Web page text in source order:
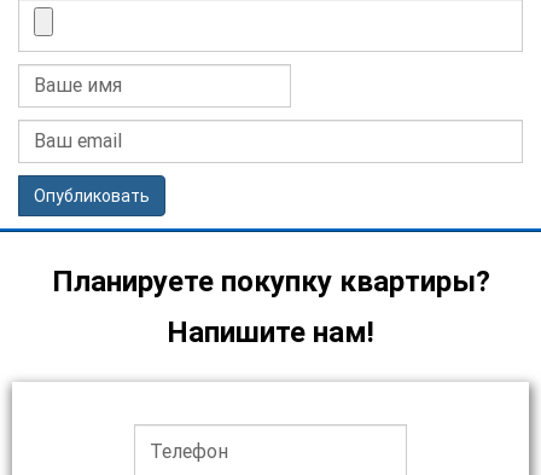
Опубликовать
Планируете покупку квартиры?
Напишите нам!